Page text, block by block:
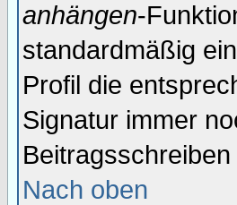
anhängen-
standardmäßig
Profil die
Signatur immer
Nach oben